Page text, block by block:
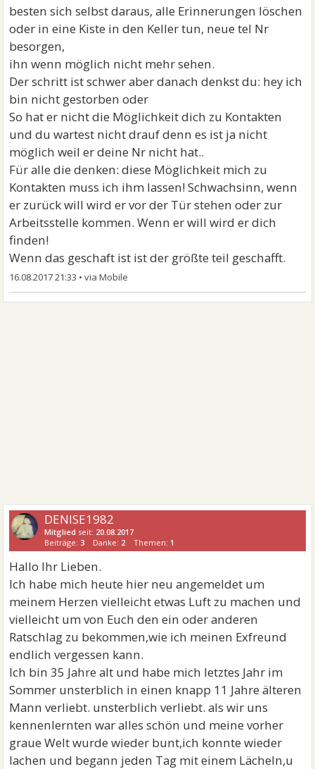
besten sich selbst daraus, alle Erinnerungen löschen
oder in eine Kiste in den Keller tun, neue tel Nr
besorgen,
ihn wenn möglich nicht mehr sehen.
Der schritt ist schwer aber danach denkst du: hey ich
bin nicht gestorben oder
So hat er nicht die Möglichkeit dich zu Kontakten
und du wartest nicht drauf denn es ist ja nicht
möglich weil er deine Nr nicht hat..
Für alle die denken: diese Möglichkeit mich zu
Kontakten muss ich ihm lassen! Schwachsinn, wenn
er zurück will wird er vor der Tür stehen oder zur
Arbeitsstelle kommen. Wenn er will wird er dich
finden!
Wenn das geschaft ist ist der größte teil geschafft.
16.08.2017 21:33 •
DENISE1982
Mitglied seit: 20.08.2017
Beiträge:3 Danke: 2 Themen: 1
Hallo Ihr Lieben.
Ich habe mich heute hier neu angemeldet um
meinem Herzen vielleicht etwas Luft zu machen und
vielleicht um von Euch den ein oder anderen
Ratschlag zu bekommen,wie ich meinen Exfreund
endlich vergessen kann.
Ich bin 35 Jahre alt und habe mich letztes Jahr im
Sommer unsterblich in einen knapp 11 Jahre älteren
Mann verliebt. unsterblich verliebt. als wir uns
kennenlernten war alles schön und meine vorher
graue Welt wurde wieder bunt,ich konnte wieder
lachen und begann jeden Tag mit einem Lächeln,u